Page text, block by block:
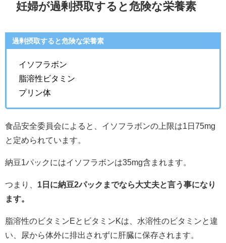
妊婦が過剰摂取すると危険な栄養素
過剰摂取すると危険な栄養素
イソフラボン
脂溶性ビタミン
プリン体
食品安全委員会によると、イソフラボンの上限は1日75mg
と定められています。
納豆1パックにはイソフラボンは35mg含まれます。
つまり、 1日に納豆2パックまでなら大丈夫と言う事になり
ます。
脂溶性のビタミンEとビタミンKは、水溶性のビタミンと違
い、尿から体外に排出されずに肝臓に保存されます。